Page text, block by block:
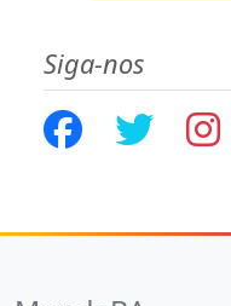
Siga-nos